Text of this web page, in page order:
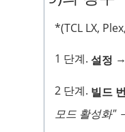
*(TCL LX,
1 단계. 설정 →
2 단계. 빌드
모드 활성화"